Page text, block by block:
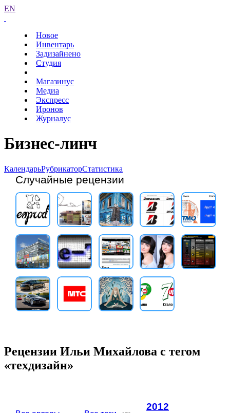
EN
Новое
Инвентарь
Задизайнено
Студия
Магазинус
Медиа
Экспресс
Иронов
Журналус
Бизнес-линч
КалендарьРубрикаторСтатистика
Случайные рецензии
Рецензии Ильи Михайлова с тегом
«техдизайн»
2012